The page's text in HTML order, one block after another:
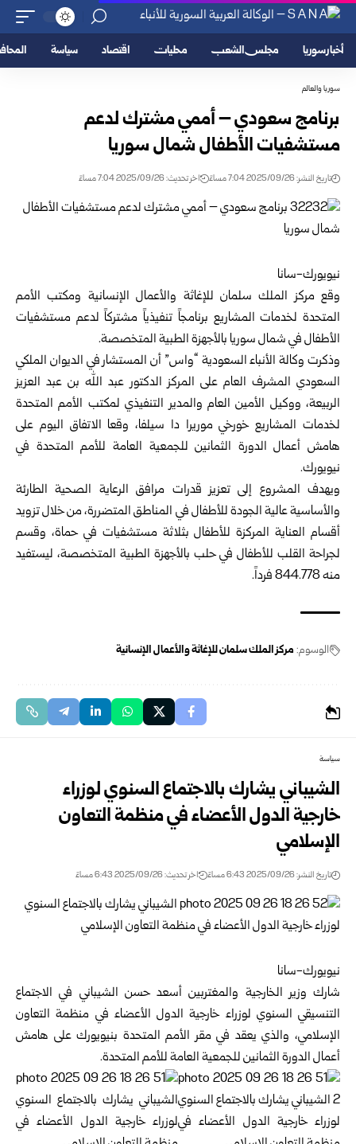
أخبار سوريا مجلس الشعب محليات اقتصاد سياسة
سوريا والعالم
برنامج سعودي – أممي مشترك لدعم
مستشفيات الأطفال شمال سوريا
تاريخ النشر: 2025/09/26 7:04 مساءً اخر تحديث: 2025/09/26 7:04 مساءً
نيويورك-سانا
وقع مركز الملك سلمان للإغاثة والأعمال الإنسانية ومكتب الأمم
المتحدة لخدمات المشاريع برنامجاً تنفيذياً مشتركاً لدعم مستشفيات
الأطفال في شمال سوريا بالأجهزة الطبية المتخصصة.
وذكرت وكالة الأنباء السعودية “واس” أن المستشار في الديوان الملكي
السعودي المشرف العام على المركز الدكتور عبد الله بن عبد العزيز
الربيعة، ووكيل الأمين العام والمدير التنفيذي لمكتب الأمم المتحدة
لخدمات المشاريع خورخي موريرا دا سيلفا، وقعا الاتفاق اليوم على
هامش أعمال الدورة الثمانين للجمعية العامة للأمم المتحدة في
نيويورك.
ويهدف المشروع إلى تعزيز قدرات مرافق الرعاية الصحية الطارئة
والأساسية عالية الجودة للأطفال في المناطق المتضررة، من خلال تزويد
أقسام العناية المركزة للأطفال بثلاثة مستشفيات في حماة، وقسم
لجراحة القلب للأطفال في حلب بالأجهزة الطبية المتخصصة، ليستفيد
منه 844.778 فرداً.
الوسوم: مركز الملك سلمان للإغاثة والأعمال الإنسانية
سياسة
الشيباني يشارك بالاجتماع السنوي لوزراء
خارجية الدول الأعضاء في منظمة التعاون
الإسلامي
تاريخ النشر: 2025/09/26 6:43 مساءً اخر تحديث: 2025/09/26 6:43 مساءً
نيويورك-سانا
شارك وزير الخارجية والمغتربين أسعد حسن الشيباني في الاجتماع
التنسيقي السنوي لوزراء خارجية الدول الأعضاء في منظمة التعاون
الإسلامي، والذي يعقد في مقر الأمم المتحدة بنيويورك على هامش
أعمال الدورة الثمانين للجمعية العامة للأمم المتحدة.